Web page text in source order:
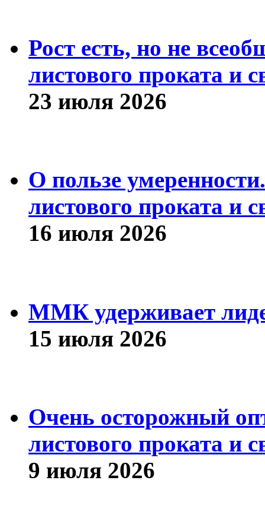
Рост есть, но не
листового проката и
23 июля 2026
О пользе
листового проката и
16 июля 2026
ММК удерживает
15 июля 2026
Очень осторожный
листового проката и
9 июля 2026